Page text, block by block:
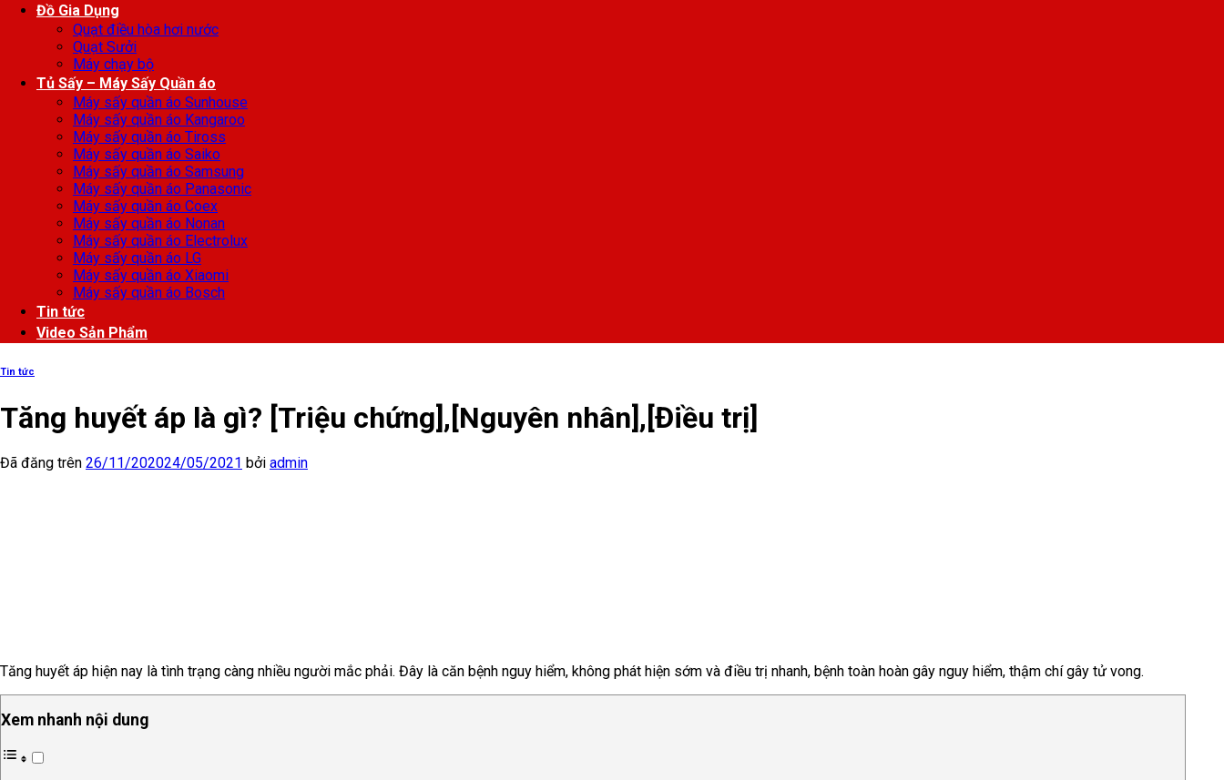
Đồ Gia Dụng
Quạt điều hòa hơi nước
Quạt Sưởi
Máy chạy bộ
Tủ Sấy – Máy Sấy Quần áo
Máy sấy quần áo Sunhouse
Máy sấy quần áo Kangaroo
Máy sấy quần áo Tiross
Máy sấy quần áo Saiko
Máy sấy quần áo Samsung
Máy sấy quần áo Panasonic
Máy sấy quần áo Coex
Máy sấy quần áo Nonan
Máy sấy quần áo Electrolux
Máy sấy quần áo LG
Máy sấy quần áo Xiaomi
Máy sấy quần áo Bosch
Tin tức
Video Sản Phẩm
Tin tức
Tăng huyết áp là gì? [Triệu chứng],[Nguyên nhân],[Điều trị]
Đã đăng trên 26/11/202024/05/2021 bởi admin
Tăng huyết áp hiện nay là tình trạng càng nhiều người mắc phải. Đây là căn bệnh nguy hiểm, không phát hiện sớm và điều trị nhanh, bệnh toàn hoàn gây nguy hiểm, thậm chí gây tử vong.
Xem nhanh nội dung